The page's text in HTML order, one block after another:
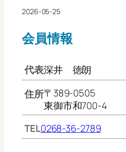
2026-05-25
会員情報
代表深井 徳朗
住所〒389-0505
東御市和700-4
TEL0268-36-2789